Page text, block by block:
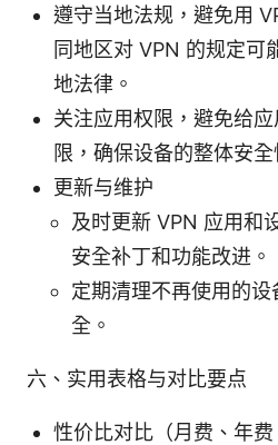
遵守当地法规，避免用
同地区对 VPN 的规定可
地法律。
关注应用权限，避免给
限，确保设备的整体安全
更新与维护
及时更新 VPN 应用和
安全补丁和功能改进。
定期清理不再使用的
全。
六、实用表格与对比要点
性价比对比（月费、年费